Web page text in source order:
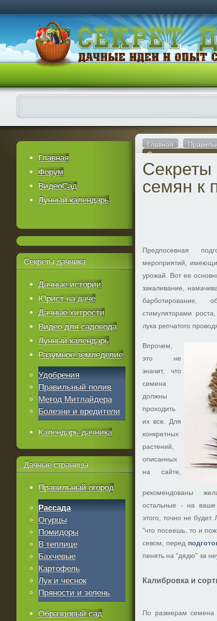
Главная
Секреты подготовки
Секреты
семян к
Предпосевная
мероприятий,
урожай. Вот ее
закаливание,
барботирование,
стимуляторами
лука репчатого
Впрочем,
это не
значит, что
семена
должны
проходить
их все. Для
конкретных
растений,
описанных
на сайте,
рекомендованы
остальные - на ваше
этого, точно не
"что посеешь, то и
севом, перед
пенять на "дядю" за
Калибровка и
По размерам семена
Главная
Форум
ВидеоСад
Лунный календарь
Секреты дачника
Дачные истории
Юрист на даче
Дачные хитрости
Видео для садовода
Лунный календарь
Разумное земледелие
Удобрения
Правильный полив
Метод Митлайдера
Болезни и вредители
Календарь дачника
Дачные страницы
Правильный огород
Рассада
Огурцы
Помидоры
В теплице
Бахчевые
Картофель
Лук и чеснок
Пряности и зелень
Образцовый сад